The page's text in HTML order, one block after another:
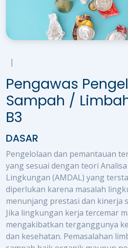
|
Pengawas
Sampah /
B3
DASAR
Pengelolaan dan pemantauan
yang sesuai dengan teori
Lingkungan (AMDAL) yang
diperlukan karena masalah
menunjang prestasi dan kinerja
Jika lingkungan kerja tercemar
mengakibatkan terganggunya
dan kesehatan. Pemasalahan